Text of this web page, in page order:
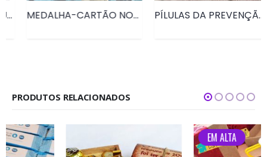
MEDALHA-CARTÃO NOVEMBRO AZUL • PRD140 PÍLULAS DA PREVENÇÃO – CARTELA DE CHICLETES OUTUBRO ROSA • PRD134
PRODUTOS RELACIONADOS